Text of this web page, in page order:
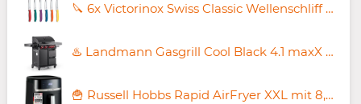
🔪 6x Victorinox Swiss Classic Wellenschliff Messer Set für 22,47€ (statt 29€)
♨️ Landmann Gasgrill Cool Black 4.1 maxX mit 800°C-Zone für 459,99€ (statt 738€)
🍟 Russell Hobbs Rapid AirFryer XXL mit 8,3L für 52,79€ (statt 68€)